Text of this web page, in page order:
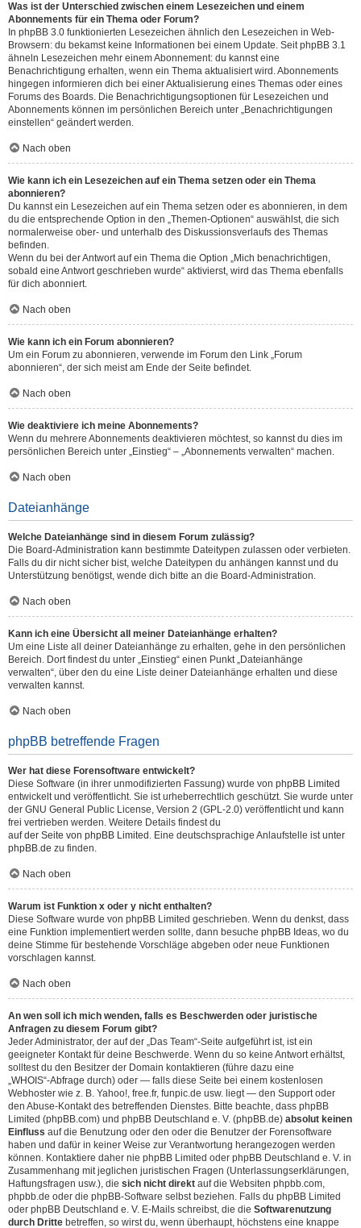
Was ist der Unterschied zwischen einem Lesezeichen und einem
Abonnements für ein Thema oder Forum?
In phpBB 3.0 funktionierten Lesezeichen ähnlich den Lesezeichen in Web-
Browsern: du bekamst keine Informationen bei einem Update. Seit phpBB 3.1
ähneln Lesezeichen mehr einem Abonnement: du kannst eine
Benachrichtigung erhalten, wenn ein Thema aktualisiert wird. Abonnements
hingegen informieren dich bei einer Aktualisierung eines Themas oder eines
Forums des Boards. Die Benachrichtigungsoptionen für Lesezeichen und
Abonnements können im persönlichen Bereich unter „Benachrichtigungen
einstellen“ geändert werden.
Nach oben
Wie kann ich ein Lesezeichen auf ein Thema setzen oder ein Thema
abonnieren?
Du kannst ein Lesezeichen auf ein Thema setzen oder es abonnieren, in dem
du die entsprechende Option in den „Themen-Optionen“ auswählst, die sich
normalerweise ober- und unterhalb des Diskussionsverlaufs des Themas
befinden.
Wenn du bei der Antwort auf ein Thema die Option „Mich benachrichtigen,
sobald eine Antwort geschrieben wurde“ aktivierst, wird das Thema ebenfalls
für dich abonniert.
Nach oben
Wie kann ich ein Forum abonnieren?
Um ein Forum zu abonnieren, verwende im Forum den Link „Forum
abonnieren“, der sich meist am Ende der Seite befindet.
Nach oben
Wie deaktiviere ich meine Abonnements?
Wenn du mehrere Abonnements deaktivieren möchtest, so kannst du dies im
persönlichen Bereich unter „Einstieg“ – „Abonnements verwalten“ machen.
Nach oben
Dateianhänge
Welche Dateianhänge sind in diesem Forum zulässig?
Die Board-Administration kann bestimmte Dateitypen zulassen oder verbieten.
Falls du dir nicht sicher bist, welche Dateitypen du anhängen kannst und du
Unterstützung benötigst, wende dich bitte an die Board-Administration.
Nach oben
Kann ich eine Übersicht all meiner Dateianhänge erhalten?
Um eine Liste all deiner Dateianhänge zu erhalten, gehe in den persönlichen
Bereich. Dort findest du unter „Einstieg“ einen Punkt „Dateianhänge
verwalten“, über den du eine Liste deiner Dateianhänge erhalten und diese
verwalten kannst.
Nach oben
phpBB betreffende Fragen
Wer hat diese Forensoftware entwickelt?
Diese Software (in ihrer unmodifizierten Fassung) wurde von phpBB Limited
entwickelt und veröffentlicht. Sie ist urheberrechtlich geschützt. Sie wurde unter
der GNU General Public License, Version 2 (GPL-2.0) veröffentlicht und kann
frei vertrieben werden. Weitere Details findest du
auf der Seite von phpBB Limited . Eine deutschsprachige Anlaufstelle ist unter
phpBB.de zu finden.
Nach oben
Warum ist Funktion x oder y nicht enthalten?
Diese Software wurde von phpBB Limited geschrieben. Wenn du denkst, dass
eine Funktion implementiert werden sollte, dann besuche phpBB Ideas, wo du
deine Stimme für bestehende Vorschläge abgeben oder neue Funktionen
vorschlagen kannst.
Nach oben
An wen soll ich mich wenden, falls es Beschwerden oder juristische
Anfragen zu diesem Forum gibt?
Jeder Administrator, der auf der „Das Team“-Seite aufgeführt ist, ist ein
geeigneter Kontakt für deine Beschwerde. Wenn du so keine Antwort erhältst,
solltest du den Besitzer der Domain kontaktieren (führe dazu eine
„WHOIS“-Abfrage durch) oder — falls diese Seite bei einem kostenlosen
Webhoster wie z. B. Yahoo!, free.fr, funpic.de usw. liegt — den Support oder
den Abuse-Kontakt des betreffenden Dienstes. Bitte beachte, dass phpBB
Limited (phpBB.com) und phpBB Deutschland e. V. (phpBB.de) absolut keinen
Einfluss auf die Benutzung oder den oder die Benutzer der Forensoftware
haben und dafür in keiner Weise zur Verantwortung herangezogen werden
können. Kontaktiere daher nie phpBB Limited oder phpBB Deutschland e. V. in
Zusammenhang mit jeglichen juristischen Fragen (Unterlassungserklärungen,
Haftungsfragen usw.), die sich nicht direkt auf die Websiten phpbb.com,
phpbb.de oder die phpBB-Software selbst beziehen. Falls du phpBB Limited
oder phpBB Deutschland e. V. E-Mails schreibst, die die Softwarenutzung
durch Dritte betreffen, so wirst du, wenn überhaupt, höchstens eine knappe